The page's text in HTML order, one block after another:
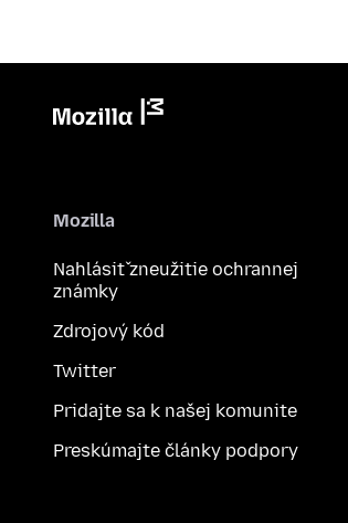
Mozilla
Nahlásiť zneužitie ochrannej
známky
Zdrojový kód
Twitter
Pridajte sa k našej komunite
Preskúmajte články podpory